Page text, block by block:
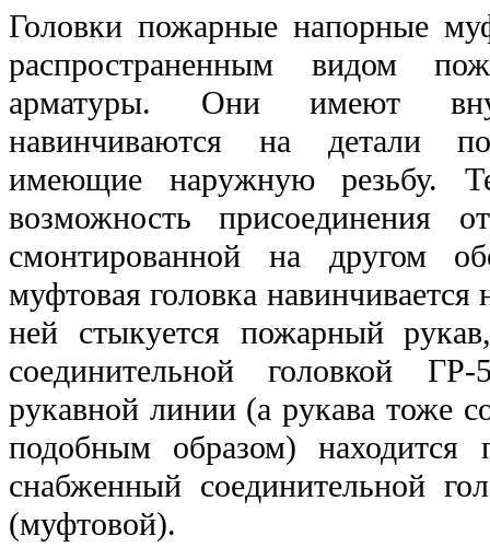
Головки пожарные напорные
распространенным видом
арматуры. Они имеют
навинчиваются на детали
имеющие наружную резьбу.
возможность присоединения
смонтированной на другом
муфтовая головка
ней стыкуется пожарный
соединительной головкой
рукавной линии (а рукава тоже
подобным образом) находится
снабженный соединительной
(муфтовой).